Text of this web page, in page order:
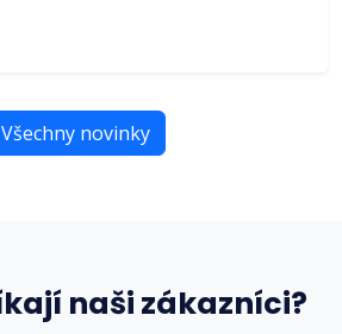
Všechny novinky
naši zákazníci?